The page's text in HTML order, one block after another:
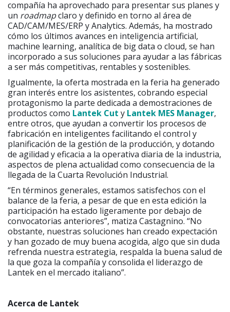
compañía ha aprovechado para presentar sus planes y
un roadmapclaro y definido en torno al área de
CAD/CAM/MES/ERP y Analytics. Además, ha mostrado
cómo los últimos avances en inteligencia artificial,
machine learning, analítica de big data o cloud, se han
incorporado a sus soluciones para ayudar a las fábricas
a ser más competitivas, rentables y sostenibles.
Igualmente, la oferta mostrada en la feria ha generado
gran interés entre los asistentes, cobrando especial
protagonismo la parte dedicada a demostraciones de
productos como Lantek Cut y Lantek MES Manager,
entre otros, que ayudan a convertir los procesos de
fabricación en inteligentes facilitando el control y
planificación de la gestión de la producción, y dotando
de agilidad y eficacia a la operativa diaria de la industria,
aspectos de plena actualidad como consecuencia de la
llegada de la Cuarta Revolución Industrial.
“En términos generales, estamos satisfechos con el
balance de la feria, a pesar de que en esta edición la
participación ha estado ligeramente por debajo de
convocatorias anteriores”, matiza Castagnino. “No
obstante, nuestras soluciones han creado expectación
y han gozado de muy buena acogida, algo que sin duda
refrenda nuestra estrategia, respalda la buena salud de
la que goza la compañía y consolida el liderazgo de
Lantek en el mercado italiano”.
Acerca de Lantek